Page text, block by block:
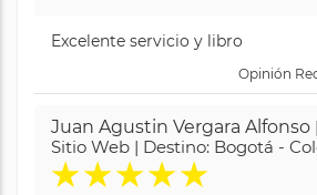
Excelente servicio y libro
Opinión
Juan Agustin Vergara Alfonso
Sitio Web | Destino: Bogotá -
★★★★★